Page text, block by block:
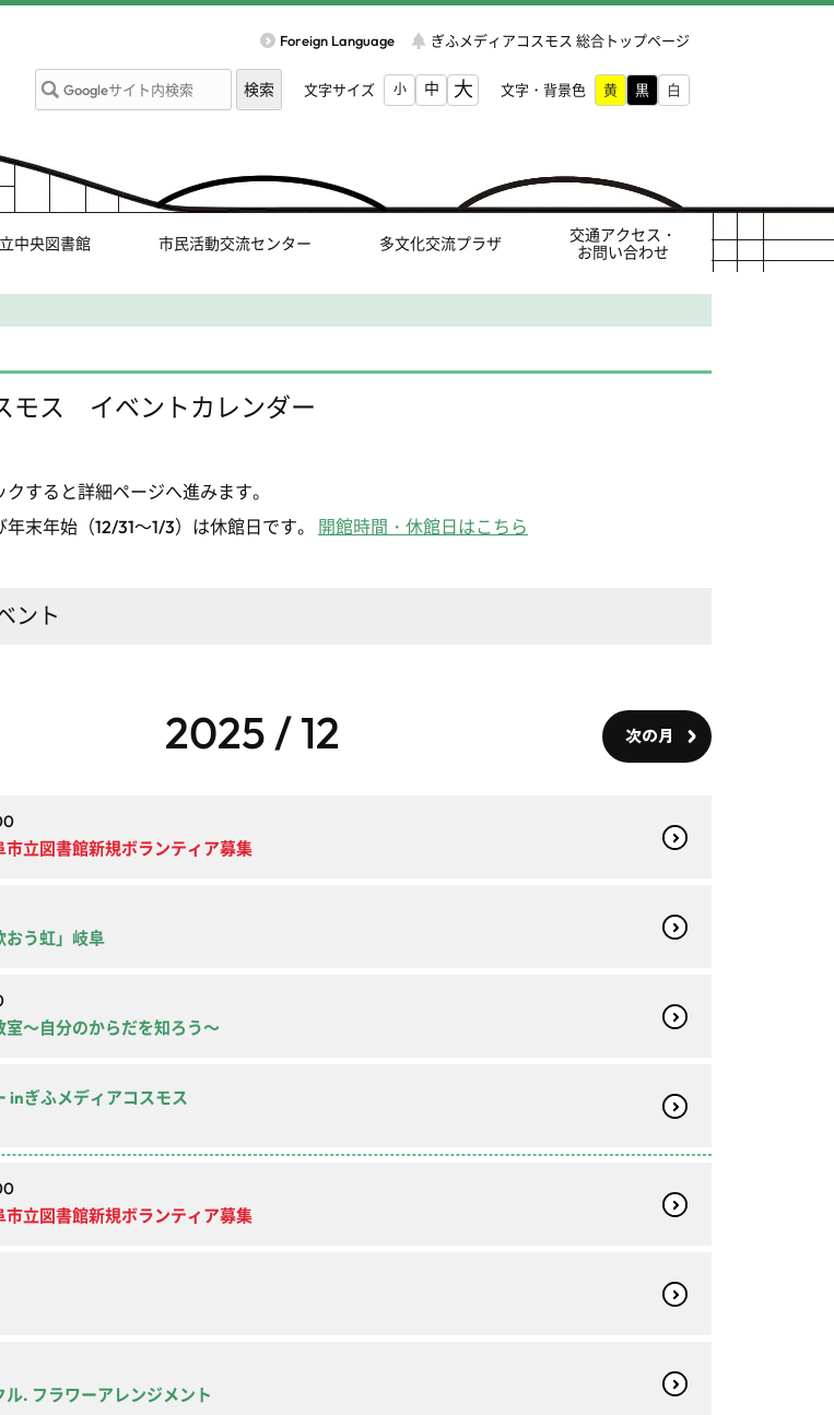
Foreign Language ぎふメディアコスモス 総合トップページ
文字サイズ 小 中 大 文字・背景色
中央図書館 市民活動交流センター 多文化交流プラザ
交通アクセス・
お問い合わせ
モス イベントカレンダー
すると詳細ページへ進みます。
末年始（12/31～1/3）は休館日です。 開館時間・休館日はこちら
ント
2025 / 12 次の月
市立図書館新規ボランティア募集
おう虹」岐阜
室～自分のからだを知ろう～
inぎふメディアコスモス
市立図書館新規ボランティア募集
ル. フラワーアレンジメント